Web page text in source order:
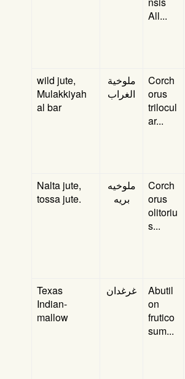
All...
wild jute,
Mulakkiyah
al bar
ملوخية
الغراب
Corch
orus
trilocul
ar...
Nalta jute,
tossa jute.
ملوخيه
بريه
Corch
orus
olitoriu
s...
Texas
Indian-
mallow
غرغدان
Abutil
on
frutico
sum...